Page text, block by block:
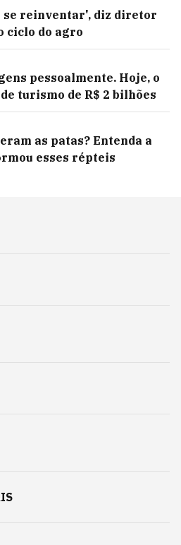
se reinventar', diz diretor
ciclo do agro
pessoalmente. Hoje, o
turismo de R$ 2 bilhões
as patas? Entenda a
esses répteis